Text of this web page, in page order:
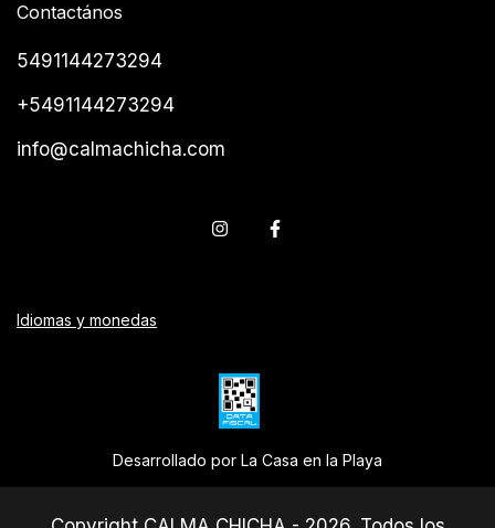
Contactános
5491144273294
+5491144273294
info@calmachicha.com
Idiomas y monedas
Desarrollado por La Casa en la Playa